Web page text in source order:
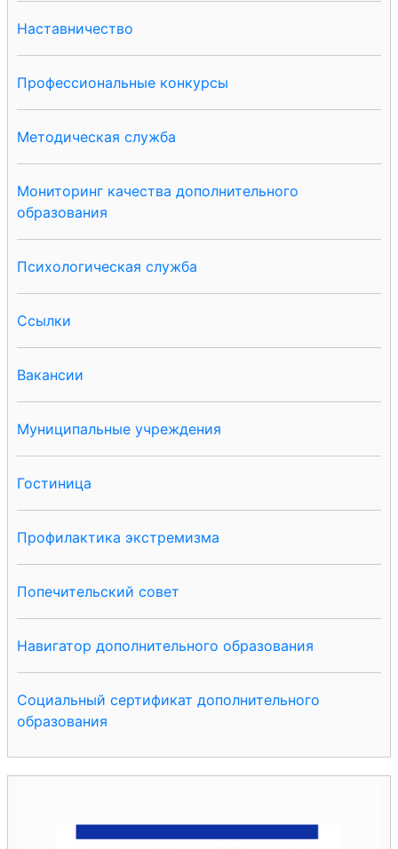
Наставничество
Профессиональные конкурсы
Методическая служба
Мониторинг качества дополнительного
образования
Психологическая служба
Ссылки
Вакансии
Муниципальные учреждения
Гостиница
Профилактика экстремизма
Попечительский совет
Навигатор дополнительного образования
Социальный сертификат дополнительного
образования